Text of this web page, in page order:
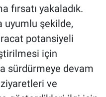
fırsatı yakaladık.
uyumlu şekilde,
potansiyeli
için
sürdürmeye devam
ve